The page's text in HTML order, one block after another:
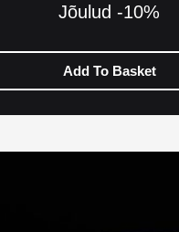
Jõulud -10%
Add To Basket